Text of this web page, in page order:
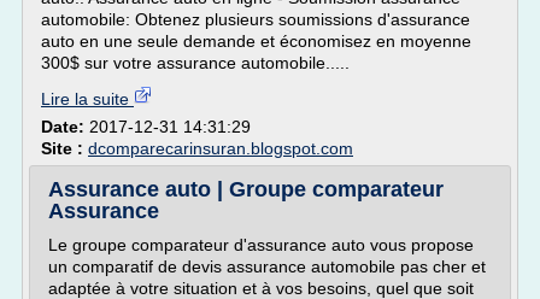
automobile: Obtenez plusieurs soumissions d'assurance
auto en une seule demande et économisez en moyenne
300$ sur votre assurance automobile.....
Lire la suite
Date: 2017-12-31 14:31:29
Site : dcomparecarinsuran.blogspot.com
Assurance auto | Groupe comparateur
Assurance
Le groupe comparateur d'assurance auto vous propose
un comparatif de devis assurance automobile pas cher et
adaptée à votre situation et à vos besoins, quel que soit